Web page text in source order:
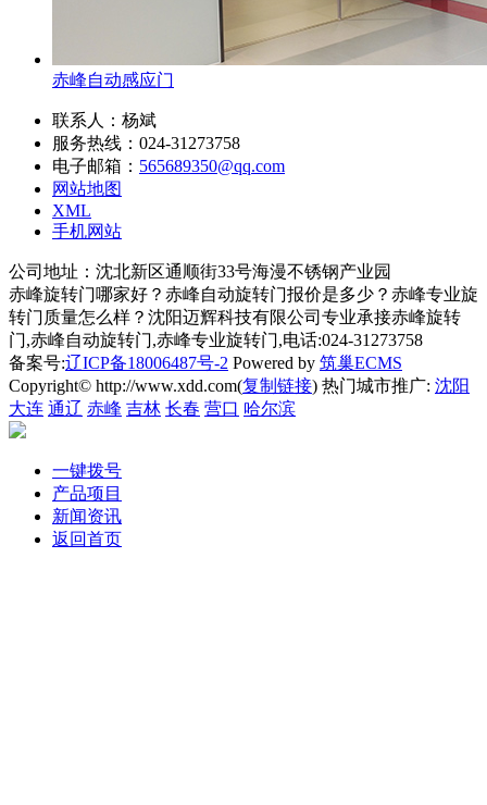
赤峰自动感应门
联系人：杨斌
服务热线：024-31273758
电子邮箱： 565689350@qq.com
网站地图
XML
手机网站
公司地址：沈北新区通顺街33号海漫不锈钢产业园
赤峰旋转门哪家好？赤峰自动旋转门报价是多少？赤峰专业旋
转门质量怎么样？沈阳迈辉科技有限公司专业承接赤峰旋转
门,赤峰自动旋转门,赤峰专业旋转门,电话:024-31273758
备案号:辽ICP备18006487号-2 Powered by 筑巢ECMS
Copyright© http://www.xdd.com(复制链接) 热门城市推广: 沈阳
大连 通辽 赤峰 吉林 长春 营口 哈尔滨
一键拨号
产品项目
新闻资讯
返回首页